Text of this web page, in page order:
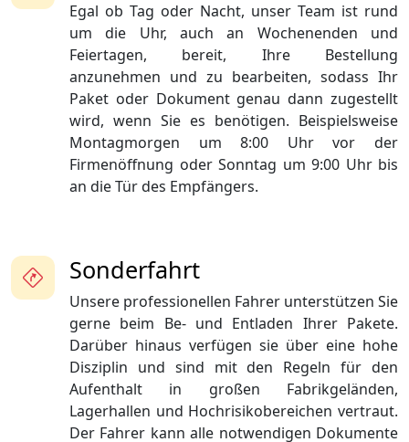
Sonderfahrt
Unsere professionellen Fahrer unterstützen Sie
gerne beim Be- und Entladen Ihrer Pakete.
Darüber hinaus verfügen sie über eine hohe
Disziplin und sind mit den Regeln für den
Aufenthalt in großen Fabrikgeländen,
Lagerhallen und Hochrisikobereichen vertraut.
Der Fahrer kann alle notwendigen Dokumente
Egal ob Tag oder Nacht, unser Team ist rund
um die Uhr, auch an Wochenenden und
Feiertagen, bereit, Ihre Bestellung
anzunehmen und zu bearbeiten, sodass Ihr
Paket oder Dokument genau dann zugestellt
wird, wenn Sie es benötigen. Beispielsweise
Montagmorgen um 8:00 Uhr vor der
Firmenöffnung oder Sonntag um 9:00 Uhr bis
an die Tür des Empfängers.